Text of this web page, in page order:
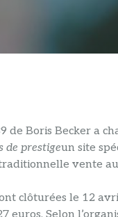
Boris Becker a
de prestigeun site
vente
clôturées le 12